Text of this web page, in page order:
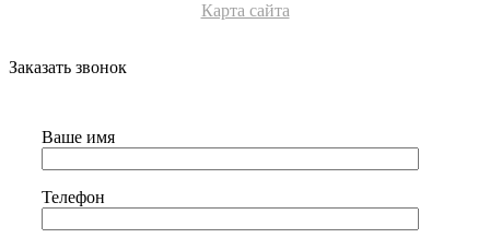
Карта сайта
Заказать звонок
Ваше имя
Телефон